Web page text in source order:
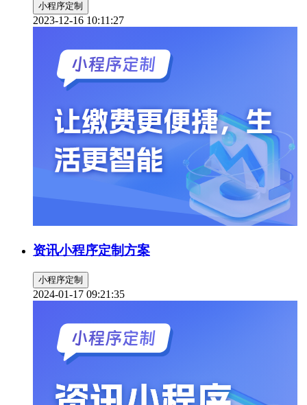
小程序定制
2023-12-16 10:11:27
资讯小程序定制方案
小程序定制
2024-01-17 09:21:35